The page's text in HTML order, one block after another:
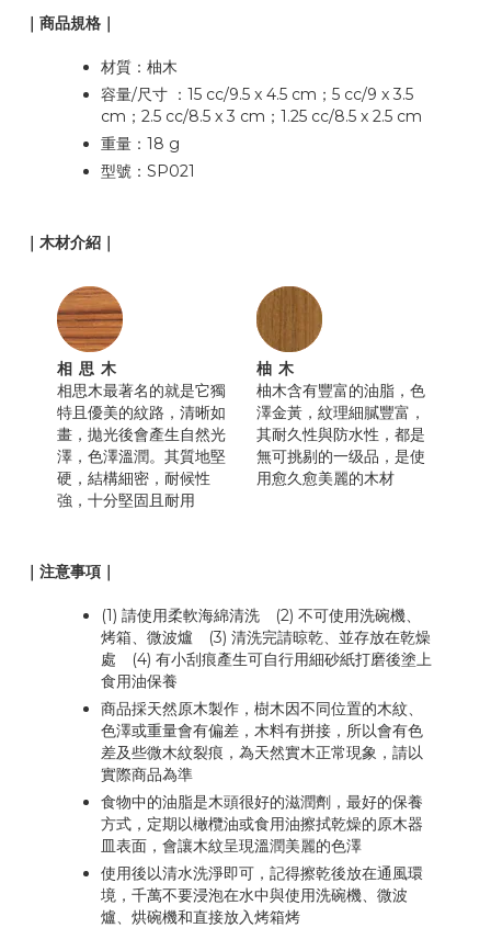
｜商品規格｜
材質：柚木
容量/尺寸 ：15 cc/9.5 x 4.5 cm；5 cc/9 x 3.5
cm；2.5 cc/8.5 x 3 cm；1.25 cc/8.5 x 2.5 cm
重量：18 g
型號：SP021
｜木材介紹｜
相思木
相思木最著名的就是它獨
特且優美的紋路，清晰如
畫，拋光後會產生自然光
澤，色澤溫潤。其質地堅
硬，結構細密，耐候性
強，十分堅固且耐用
柚木
柚木含有豐富的油脂，色
澤金黃，紋理細膩豐富，
其耐久性與防水性，都是
無可挑剔的一级品，是使
用愈久愈美麗的木材
｜注意事項｜
(1) 請使用柔軟海綿清洗 (2) 不可使用洗碗機、
烤箱、微波爐 (3) 清洗完請晾乾、並存放在乾燥
處 (4) 有小刮痕產生可自行用細砂紙打磨後塗上
食用油保養
商品採天然原木製作，樹木因不同位置的木紋、
色澤或重量會有偏差，木料有拼接，所以會有色
差及些微木紋裂痕，為天然實木正常現象，請以
實際商品為準
食物中的油脂是木頭很好的滋潤劑，最好的保養
方式，定期以橄欖油或食用油擦拭乾燥的原木器
皿表面，會讓木紋呈現溫潤美麗的色澤
使用後以清水洗淨即可，記得擦乾後放在通風環
境，千萬不要浸泡在水中與使用洗碗機、微波
爐、烘碗機和直接放入烤箱烤